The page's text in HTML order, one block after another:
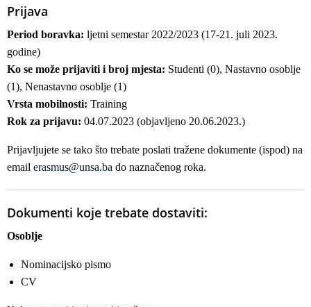
Prijava
Period boravka: ljetni semestar 2022/2023 (17-21. juli 2023.
godine)
Ko se može prijaviti i broj mjesta: Studenti (0), Nastavno osoblje
(1), Nenastavno osoblje (1)
Vrsta mobilnosti: Training
Rok za prijavu: 04.07.2023 (objavljeno 20.06.2023.)
Prijavljujete se tako što trebate poslati tražene dokumente (ispod) na
email erasmus@unsa.ba do naznačenog roka.
Dokumenti koje trebate dostaviti:
Osoblje
Nominacijsko pismo
CV